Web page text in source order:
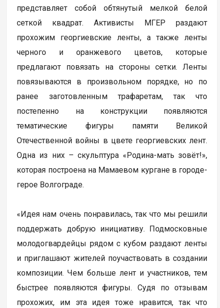
представляет собой обтянутый мелкой белой
сеткой квадрат. Активисты МГЕР раздают
прохожим георгиевские ленты, а также ленты
черного и оранжевого цветов, которые
предлагают повязать на стороны сетки. Ленты
повязываются в произвольном порядке, но по
ранее заготовленным трафаретам, так что
постепенно на конструкции появляются
тематические фигуры памяти Великой
Отечественной войны в цвете георгиевских лент.
Одна из них – скульптура «Родина-мать зовёт!»,
которая построена на Мамаевом кургане в городе-
герое Волгограде.
«Идея нам очень понравилась, так что мы решили
поддержать добрую инициативу. Подмосковные
молодогвардейцы рядом с кубом раздают ленты
и приглашают жителей поучаствовать в создании
композиции. Чем больше лент и участников, тем
быстрее появляются фигуры. Судя по отзывам
прохожих, им эта идея тоже нравится, так что